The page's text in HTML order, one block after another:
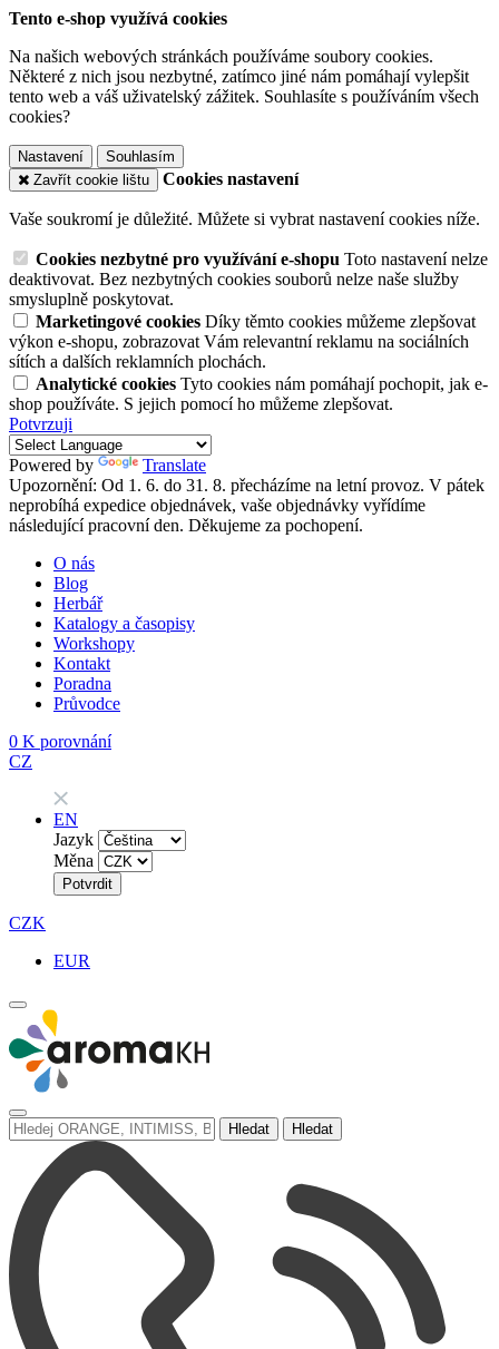
Tento e-shop využívá cookies
Na našich webových stránkách používáme soubory cookies.
Některé z nich jsou nezbytné, zatímco jiné nám pomáhají vylepšit
tento web a váš uživatelský zážitek. Souhlasíte s používáním všech
cookies?
Nastavení
Souhlasím
Zavřít cookie lištu
Cookies nastavení
Vaše soukromí je důležité. Můžete si vybrat nastavení cookies níže.
Cookies nezbytné pro využívání e-shopu Toto nastavení nelze
deaktivovat. Bez nezbytných cookies souborů nelze naše služby
smysluplně poskytovat.
Marketingové cookies Díky těmto cookies můžeme zlepšovat
výkon e-shopu, zobrazovat Vám relevantní reklamu na sociálních
sítích a dalších reklamních plochách.
Analytické cookies Tyto cookies nám pomáhají pochopit, jak e-
shop používáte. S jejich pomocí ho můžeme zlepšovat.
Potvrzuji
Powered by
Translate
Upozornění: Od 1. 6. do 31. 8. přecházíme na letní provoz. V pátek
neprobíhá expedice objednávek, vaše objednávky vyřídíme
následující pracovní den. Děkujeme za pochopení.
O nás
Blog
Herbář
Katalogy a časopisy
Workshopy
Kontakt
Poradna
Průvodce
0 K porovnání
CZ
EN
Jazyk
Měna
Potvrdit
CZK
EUR
Hledat Hledat